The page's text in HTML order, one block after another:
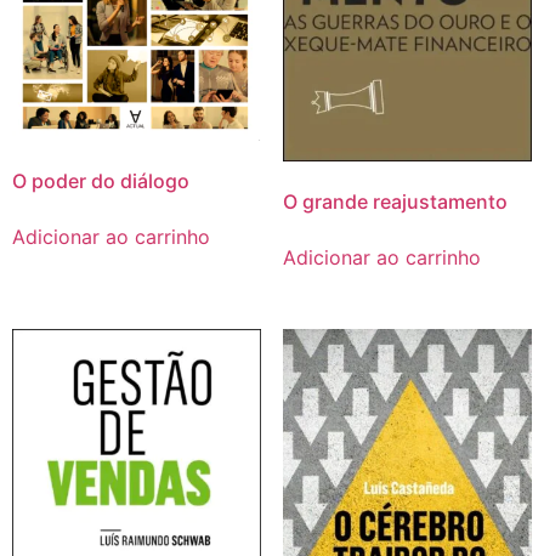
O poder do diálogo
Adicionar ao carrinho
O grande reajustamento
Adicionar ao carrinho